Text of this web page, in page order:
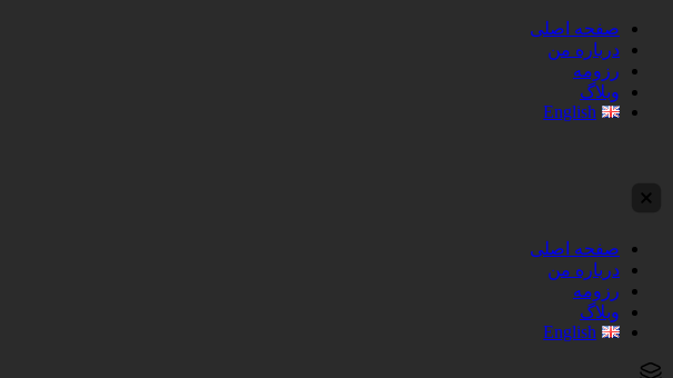
صفحه اصلی
درباره من
رزومه
وبلاگ
English
صفحه اصلی
درباره من
رزومه
وبلاگ
English